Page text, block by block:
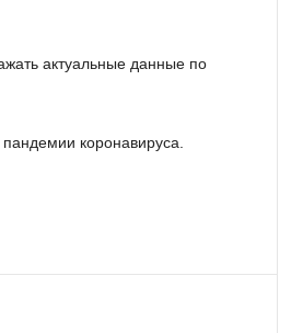
актуальные данные по
коронавируса.